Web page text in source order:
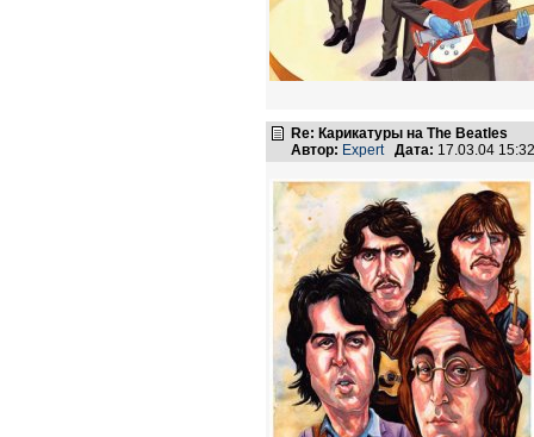
Re: Карикатуры на The Beatles
Автор: Expert Дата: 17.03.04